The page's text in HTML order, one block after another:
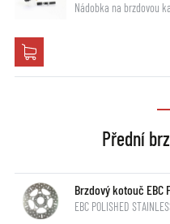
Nádobka na brzdovou
Přední
Brzdový kotouč EBC
EBC POLISHED